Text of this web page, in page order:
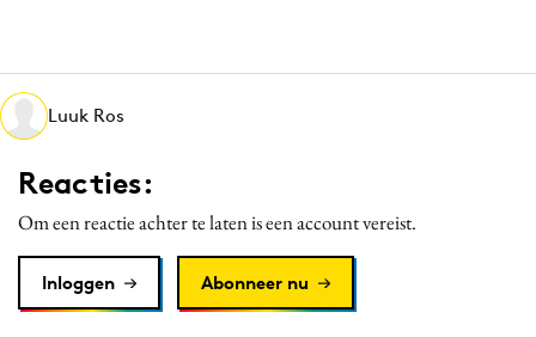
Merkstrategie
PR
Programmatic
Purpose Marketing
Reputatie & crisis
Luuk Ros
Reacties:
Om een reactie achter te laten is een account vereist.
Inloggen Abonneer nu